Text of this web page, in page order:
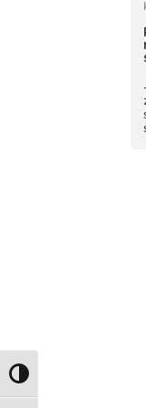
Toggle High Contrast